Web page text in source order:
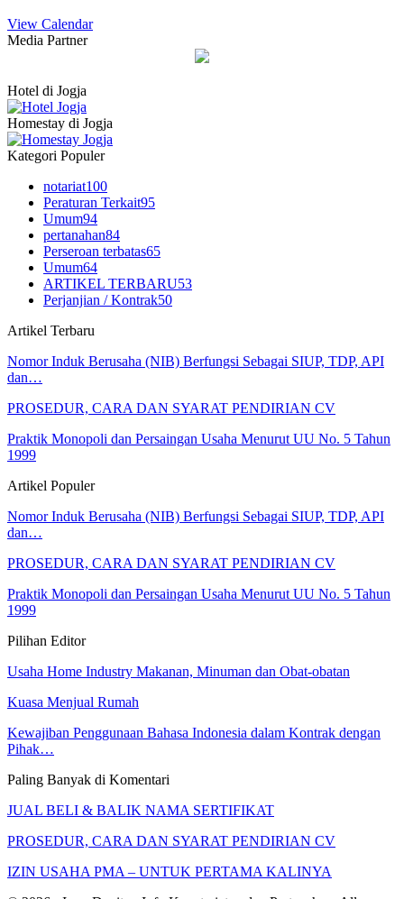
View Calendar
Media Partner
Hotel di Jogja
Homestay di Jogja
Kategori Populer
notariat100
Peraturan Terkait95
Umum94
pertanahan84
Perseroan terbatas65
Umum64
ARTIKEL TERBARU53
Perjanjian / Kontrak50
Artikel Terbaru
Nomor Induk Berusaha (NIB) Berfungsi Sebagai SIUP, TDP, API
dan…
PROSEDUR, CARA DAN SYARAT PENDIRIAN CV
Praktik Monopoli dan Persaingan Usaha Menurut UU No. 5 Tahun
1999
Artikel Populer
Nomor Induk Berusaha (NIB) Berfungsi Sebagai SIUP, TDP, API
dan…
PROSEDUR, CARA DAN SYARAT PENDIRIAN CV
Praktik Monopoli dan Persaingan Usaha Menurut UU No. 5 Tahun
1999
Pilihan Editor
Usaha Home Industry Makanan, Minuman dan Obat-obatan
Kuasa Menjual Rumah
Kewajiban Penggunaan Bahasa Indonesia dalam Kontrak dengan
Pihak…
Paling Banyak di Komentari
JUAL BELI & BALIK NAMA SERTIFIKAT
PROSEDUR, CARA DAN SYARAT PENDIRIAN CV
IZIN USAHA PMA – UNTUK PERTAMA KALINYA